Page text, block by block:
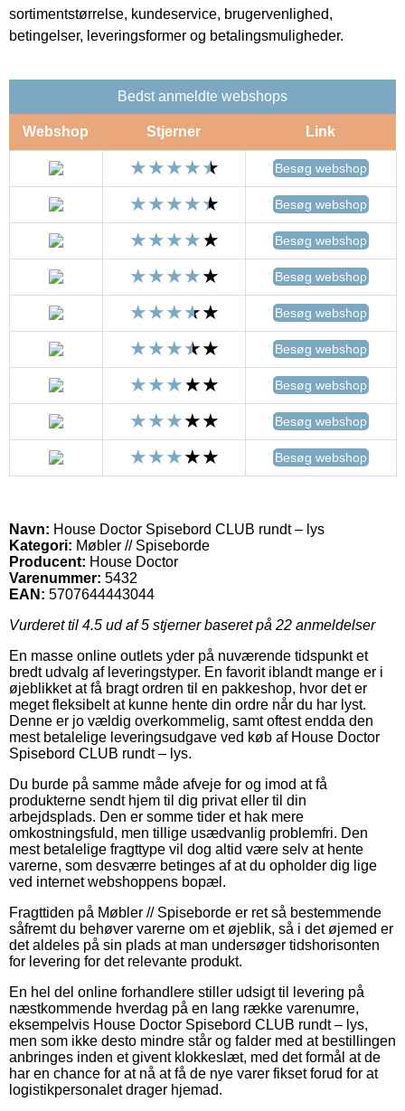
sortimentstørrelse, kundeservice, brugervenlighed,
betingelser, leveringsformer og betalingsmuligheder.
Bedst anmeldte webshops
Webshop Stjerner Link
Besøg webshop
Besøg webshop
Besøg webshop
Besøg webshop
Besøg webshop
Besøg webshop
Besøg webshop
Besøg webshop
Besøg webshop
Navn: House Doctor Spisebord CLUB rundt – lys
Kategori: Møbler // Spiseborde
Producent: House Doctor
Varenummer: 5432
EAN: 5707644443044
Vurderet til 4.5 ud af 5 stjerner baseret på 22 anmeldelser
En masse online outlets yder på nuværende tidspunkt et
bredt udvalg af leveringstyper. En favorit iblandt mange er i
øjeblikket at få bragt ordren til en pakkeshop, hvor det er
meget fleksibelt at kunne hente din ordre når du har lyst.
Denne er jo vældig overkommelig, samt oftest endda den
mest betalelige leveringsudgave ved køb af House Doctor
Spisebord CLUB rundt – lys.
Du burde på samme måde afveje for og imod at få
produkterne sendt hjem til dig privat eller til din
arbejdsplads. Den er somme tider et hak mere
omkostningsfuld, men tillige usædvanlig problemfri. Den
mest betalelige fragttype vil dog altid være selv at hente
varerne, som desværre betinges af at du opholder dig lige
ved internet webshoppens bopæl.
Fragttiden på Møbler // Spiseborde er ret så bestemmende
såfremt du behøver varerne om et øjeblik, så i det øjemed er
det aldeles på sin plads at man undersøger tidshorisonten
for levering for det relevante produkt.
En hel del online forhandlere stiller udsigt til levering på
næstkommende hverdag på en lang række varenumre,
eksempelvis House Doctor Spisebord CLUB rundt – lys,
men som ikke desto mindre står og falder med at bestillingen
anbringes inden et givent klokkeslæt, med det formål at de
har en chance for at nå at få de nye varer fikset forud for at
logistikpersonalet drager hjemad.